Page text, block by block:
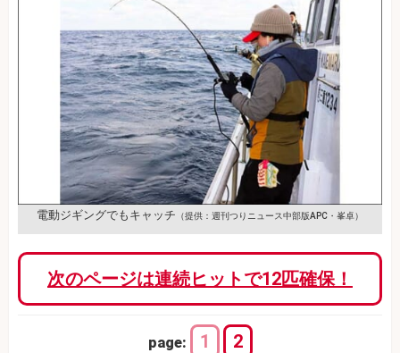
電動ジギングでもキャッチ （提供：週刊つりニュース中部版APC・峯卓）
次のページは連続ヒットで12匹確保！
page: 1 2